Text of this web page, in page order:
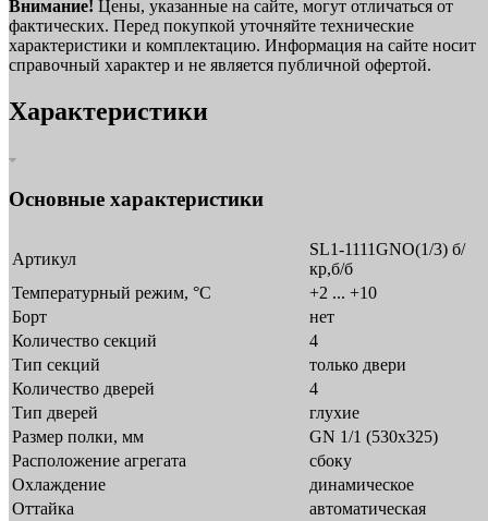
Внимание! Цены, указанные на сайте, могут отличаться от
фактических. Перед покупкой уточняйте технические
характеристики и комплектацию. Информация на сайте носит
справочный характер и не является публичной офертой.
Характеристики
Основные характеристики
Артикул
SL1-1111GNО(1/3) б/
кр,б/б
Температурный режим, °C
+2 ... +10
Борт
нет
Количество секций
4
Тип секций
только двери
Количество дверей
4
Тип дверей
глухие
Размер полки, мм
GN 1/1 (530x325)
Расположение агрегата
сбоку
Охлаждение
динамическое
Оттайка
автоматическая